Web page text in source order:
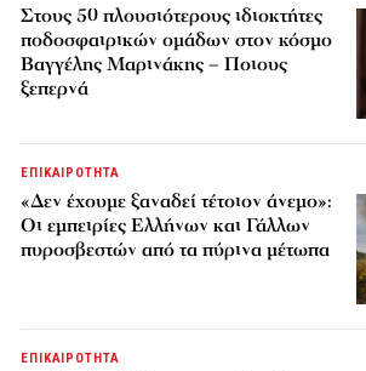
Στους 50 πλουσιότερους ιδιοκτήτες
ποδοσφαιρικών ομάδων στον κόσμο
Βαγγέλης Μαρινάκης – Ποιους
ξεπερνά
ΕΠΙΚΑΙΡΟΤΗΤΑ
«Δεν έχουμε ξαναδεί τέτοιον άνεμο»:
Οι εμπειρίες Ελλήνων και Γάλλων
πυροσβεστών από τα πύρινα μέτωπα
ΕΠΙΚΑΙΡΟΤΗΤΑ